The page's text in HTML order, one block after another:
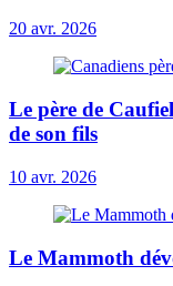
20 avr. 2026
Le père de
de son fils
10 avr. 2026
Le Mammoth